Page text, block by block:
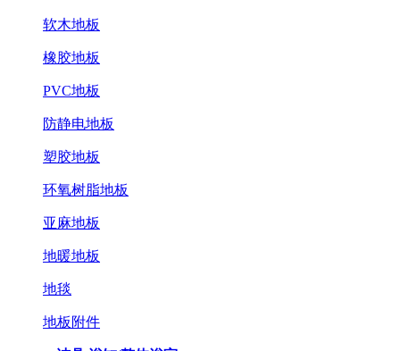
软木地板
橡胶地板
PVC地板
防静电地板
塑胶地板
环氧树脂地板
亚麻地板
地暖地板
地毯
地板附件